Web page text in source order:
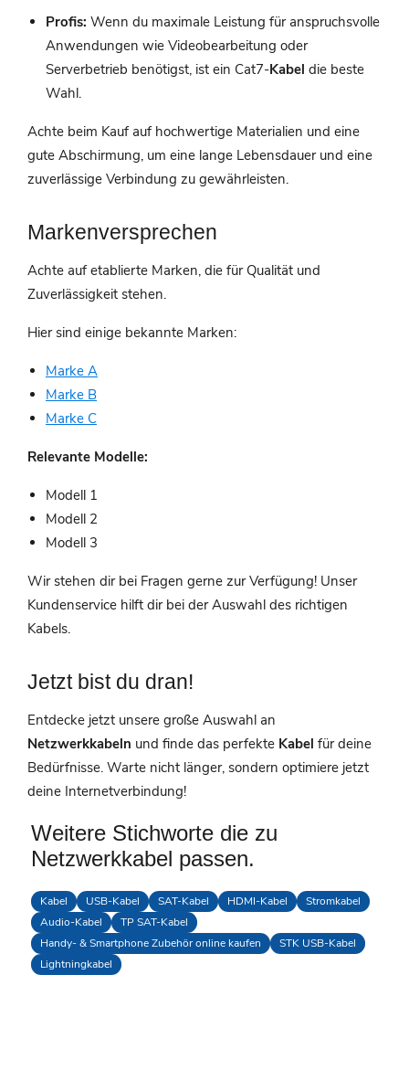
Profis: Wenn du maximale Leistung für anspruchsvolle
Anwendungen wie Videobearbeitung oder
Serverbetrieb benötigst, ist ein Cat7-Kabel die beste
Wahl.
Achte beim Kauf auf hochwertige Materialien und eine
gute Abschirmung, um eine lange Lebensdauer und eine
zuverlässige Verbindung zu gewährleisten.
Markenversprechen
Achte auf etablierte Marken, die für Qualität und
Zuverlässigkeit stehen.
Hier sind einige bekannte Marken:
Marke A
Marke B
Marke C
Relevante Modelle:
Modell 1
Modell 2
Modell 3
Wir stehen dir bei Fragen gerne zur Verfügung! Unser
Kundenservice hilft dir bei der Auswahl des richtigen
Kabels.
Jetzt bist du dran!
Entdecke jetzt unsere große Auswahl an
Netzwerkkabeln und finde das perfekte Kabel für deine
Bedürfnisse. Warte nicht länger, sondern optimiere jetzt
deine Internetverbindung!
Weitere Stichworte die zu
Netzwerkkabel passen.
Kabel USB-Kabel SAT-Kabel HDMI-Kabel
Stromkabel
Audio-Kabel
TP SAT-Kabel
Handy- & Smartphone Zubehör online kaufen
STK USB-Kabel
Lightningkabel